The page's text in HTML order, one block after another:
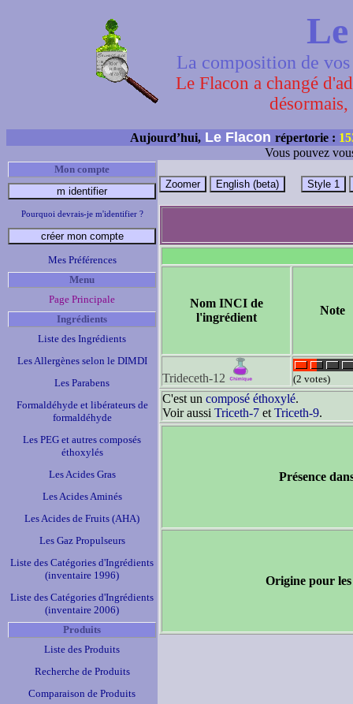
La composition de
Le Flacon a changé
Aujourd’hui, Le Flacon répertorie :
Vous pouvez
Mon compte
Pourquoi devrais-je m'identifier ?
Mes Préférences
Menu
Page Principale
Ingrédients
Liste des Ingrédients
Les Allergènes selon le DIMDI
Les Parabens
Formaldéhyde et libérateurs de
formaldéhyde
Les PEG et autres composés
éthoxylés
Les Acides Gras
Les Acides Aminés
Les Acides de Fruits (AHA)
Les Gaz Propulseurs
Liste des Catégories d'Ingrédients
(inventaire 1996)
Liste des Catégories d'Ingrédients
(inventaire 2006)
Produits
Liste des Produits
Recherche de Produits
Comparaison de Produits
Nom INCI de
l'ingrédient
Note
Trideceth-12 (2 votes)
C'est un composé éthoxylé.
Voir aussi Triceth-7 et Triceth-9.
Présence
Origine pour les